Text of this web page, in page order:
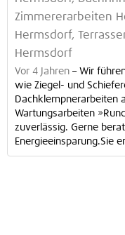
Zimmererarbeiten
Hermsdorf,
Hermsdorf
Vor 4 Jahren – Wir
wie Ziegel- und
Dachklempnerarbeiten
Wartungsarbeiten
zuverlässig. Gerne
Energieeinsparung.Sie